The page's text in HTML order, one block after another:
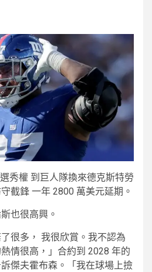
秀權 到巨人隊換來德克斯特勞
截鋒 一年 2800 萬美元延期 。
也很高興。
很多， 我很欣賞 。我不認為
情很高，」合約到 2028 年的
傑夫霍布森。「我在球場上撿